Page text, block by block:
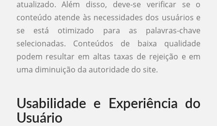
atualizado. Além disso, deve-se verificar se o
conteúdo atende às necessidades dos usuários e
se está otimizado para as palavras-chave
selecionadas. Conteúdos de baixa qualidade
podem resultar em altas taxas de rejeição e em
uma diminuição da autoridade do site.
Usabilidade e Experiência do
Usuário